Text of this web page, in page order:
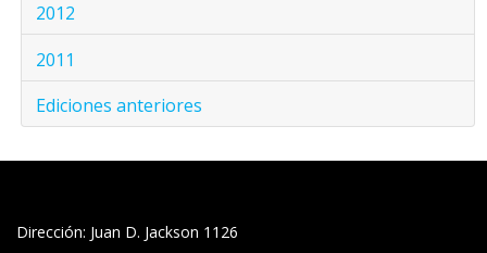
2012
2011
Ediciones anteriores
Dirección: Juan D. Jackson 1126